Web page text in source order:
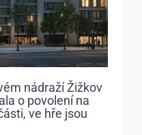
nádraží Žižkov
o povolení na
ve hře jsou